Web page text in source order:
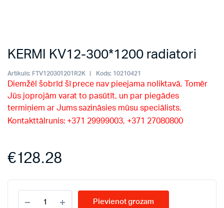
KERMI KV12-300*1200 radiatori
Artikuls: FTV120301201R2K Kods: 10210421
Diemžēl šobrīd šī prece nav pieejama noliktavā. Tomēr
Jūs joprojām varat to pasūtīt, un par piegādes
termiņiem ar Jums sazināsies mūsu speciālists.
Kontakttālrunis: +371 29999003, +371 27080800
€128.28
KV12-
Pievienot grozam